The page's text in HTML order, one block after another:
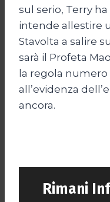
sul serio, Terry
intende allestire
Stavolta a salire
sarà il Profeta
la regola
all’evidenza
ancora.
Rimani